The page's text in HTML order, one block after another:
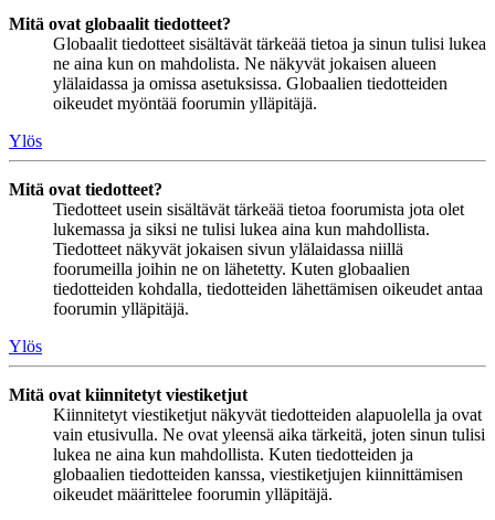
Mitä ovat globaalit tiedotteet?
Globaalit tiedotteet sisältävät tärkeää tietoa ja sinun tulisi lukea
ne aina kun on mahdolista. Ne näkyvät jokaisen alueen
ylälaidassa ja omissa asetuksissa. Globaalien tiedotteiden
oikeudet myöntää foorumin ylläpitäjä.
Ylös
Mitä ovat tiedotteet?
Tiedotteet usein sisältävät tärkeää tietoa foorumista jota olet
lukemassa ja siksi ne tulisi lukea aina kun mahdollista.
Tiedotteet näkyvät jokaisen sivun ylälaidassa niillä
foorumeilla joihin ne on lähetetty. Kuten globaalien
tiedotteiden kohdalla, tiedotteiden lähettämisen oikeudet antaa
foorumin ylläpitäjä.
Ylös
Mitä ovat kiinnitetyt viestiketjut
Kiinnitetyt viestiketjut näkyvät tiedotteiden alapuolella ja ovat
vain etusivulla. Ne ovat yleensä aika tärkeitä, joten sinun tulisi
lukea ne aina kun mahdollista. Kuten tiedotteiden ja
globaalien tiedotteiden kanssa, viestiketjujen kiinnittämisen
oikeudet määrittelee foorumin ylläpitäjä.